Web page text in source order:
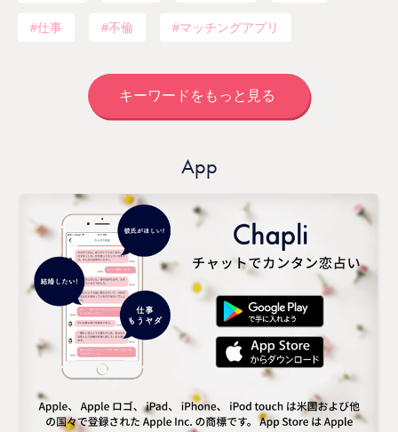
仕事 不倫 マッチングアプリ
キーワードをもっと見る
App